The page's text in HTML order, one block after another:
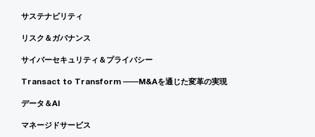
サステナビリティ
リスク＆ガバナンス
サイバーセキュリティ＆プライバシー
Transact to Transform ――M&Aを通じた変革の実現
データ＆AI
マネージドサービス